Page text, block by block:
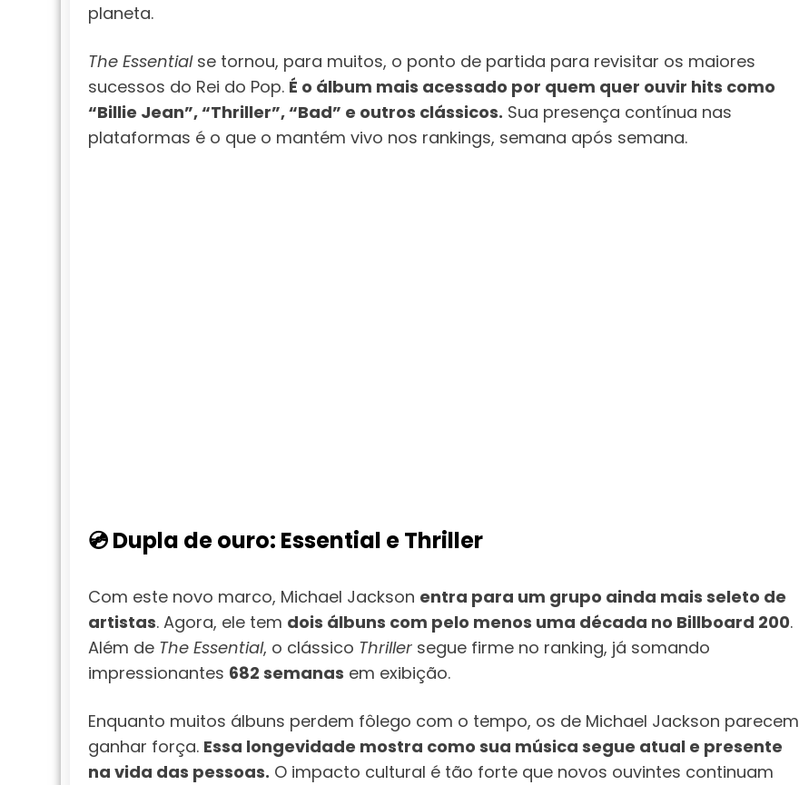
planeta.
The Essentialse tornou, para muitos, o ponto de partida para revisitar os maiores
sucessos do Rei do Pop. É o álbum mais acessado por quem quer ouvir hits como
“Billie Jean”, “Thriller”, “Bad” e outros clássicos. Sua presença contínua nas
plataformas é o que o mantém vivo nos rankings, semana após semana.
💿 Dupla de ouro: Essential e Thriller
Com este novo marco, Michael Jackson entra para um grupo ainda mais seleto de
artistas. Agora, ele tem dois álbuns com pelo menos uma década no Billboard 200.
Além de The Essential, o clássico Thriller segue firme no ranking, já somando
impressionantes 682 semanas em exibição.
Enquanto muitos álbuns perdem fôlego com o tempo, os de Michael Jackson parecem
ganhar força. Essa longevidade mostra como sua música segue atual e presente
na vida das pessoas. O impacto cultural é tão forte que novos ouvintes continuam